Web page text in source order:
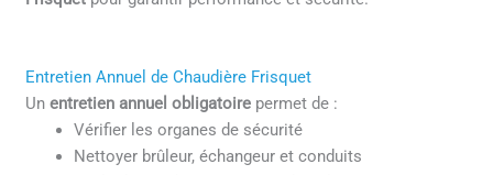
Entretien Annuel de Chaudière Frisquet
Unentretien annuel obligatoire permet de :
Vérifier les organes de sécurité
Nettoyer brûleur, échangeur et conduits